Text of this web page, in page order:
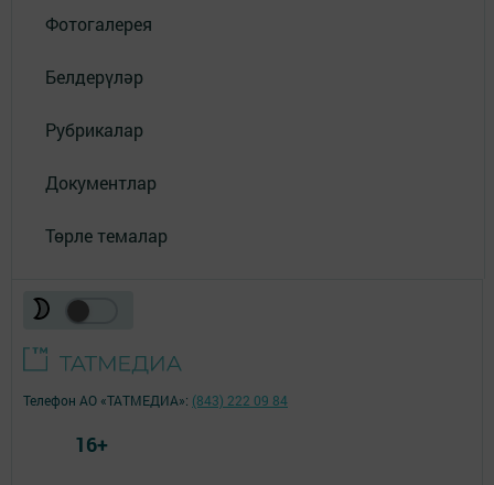
Фотогалерея
Белдерүләр
Рубрикалар
Документлар
Төрле темалар
Телефон АО «ТАТМЕДИА»: (843) 222 09 84
16+